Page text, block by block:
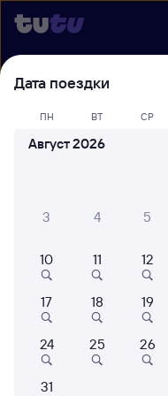
Выберите
билеты
Заборье
Когда
Кто едет
Дата поездки
ПН ВТ СР
Август 2026
3 4 5
10 11 12
17 18 19
24 25 26
31